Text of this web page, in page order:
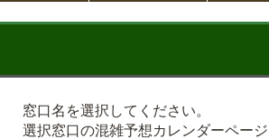
窓口名を選択してください。
選択窓口の混雑予想カレンダーページ